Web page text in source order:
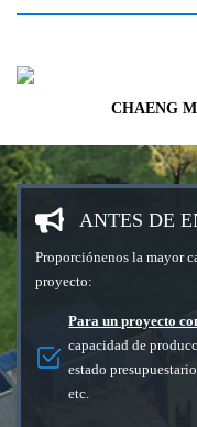
CHAENG
ANTES DE
Proporciónenos la mayor
proyecto:
Para un proyecto
capacidad de
estado
etc.